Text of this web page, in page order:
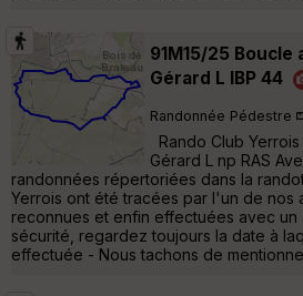
91M15/25
Gérard L IBP 44
Randonnée Pédestre
Rando Club
Gérard L np RAS
randonnées répertoriées dans la
Yerrois ont été tracées par l'un de nos
reconnues et enfin effectuées avec un
sécurité, regardez toujours la date à
effectuée - Nous tachons de